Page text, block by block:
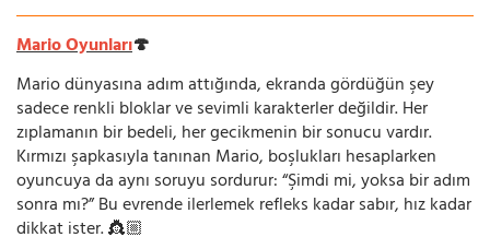
Mario Oyunları🍄
Mario dünyasına adım attığında, ekranda gördüğün şey
sadece renkli bloklar ve sevimli karakterler değildir. Her
zıplamanın bir bedeli, her gecikmenin bir sonucu vardır.
Kırmızı şapkasıyla tanınan Mario, boşlukları hesaplarken
oyuncuya da aynı soruyu sordurur: “Şimdi mi, yoksa bir adım
sonra mı?” Bu evrende ilerlemek refleks kadar sabır, hız kadar
dikkat ister. 👸🏼